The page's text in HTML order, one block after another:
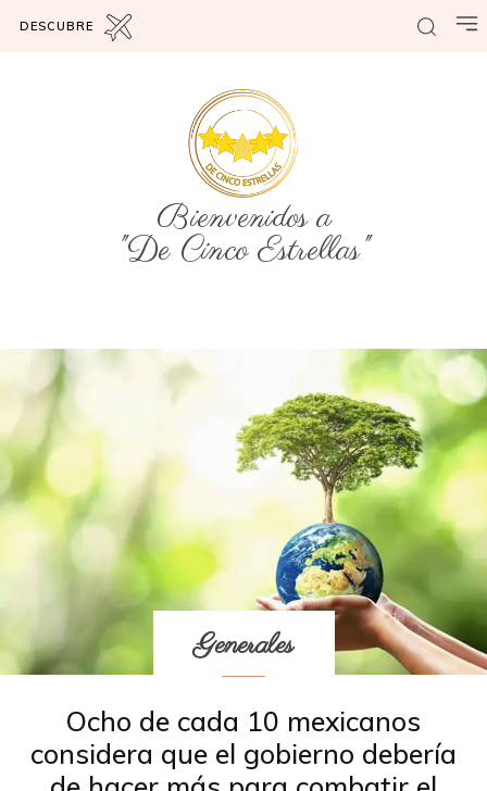
DESCUBRE
Bienvenidos a
"De Cinco Estrellas"
Generales
Ocho de cada 10 mexicanos
considera que el gobierno debería